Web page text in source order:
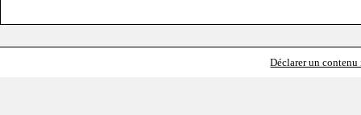
Déclarer un